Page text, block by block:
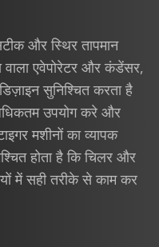
और स्थिर तापमान
वाला एवेपोरेटर और कंडेंसर,
सुनिश्चित करता है
उपयोग करे और
मशीनों का व्यापक
होता है कि चिलर और
में सही तरीके से काम कर